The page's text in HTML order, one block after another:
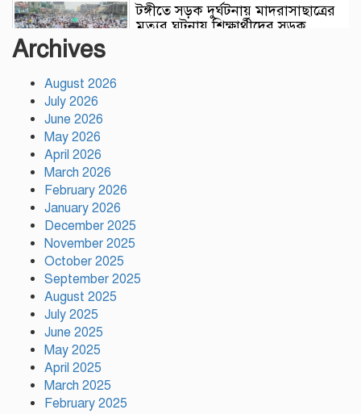
টঙ্গীতে সড়ক দুর্ঘটনায় মাদরাসাছাত্রের
মৃত্যুর ঘটনায় শিক্ষার্থীদের সড়ক
Archives
August 2026
July 2026
June 2026
May 2026
April 2026
March 2026
February 2026
January 2026
December 2025
November 2025
October 2025
September 2025
August 2025
July 2025
June 2025
May 2025
April 2025
March 2025
February 2025